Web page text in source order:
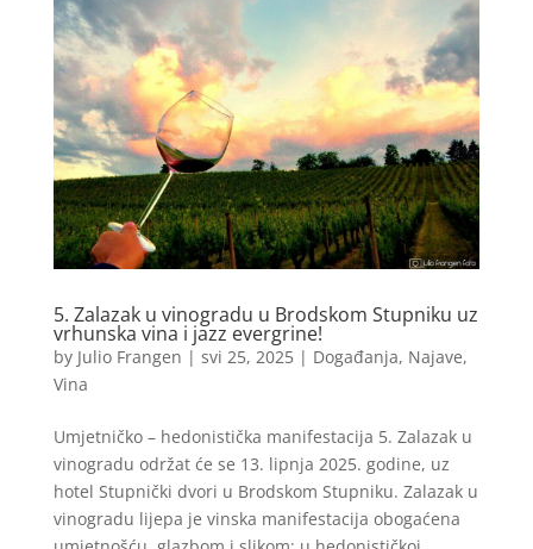
5. Zalazak u vinogradu u Brodskom Stupniku uz
vrhunska vina i jazz evergrine!
by Julio Frangen | svi 25, 2025| Događanja, Najave,
Vina
Umjetničko – hedonistička manifestacija 5. Zalazak u
vinogradu održat će se 13. lipnja 2025. godine, uz
hotel Stupnički dvori u Brodskom Stupniku. Zalazak u
vinogradu lijepa je vinska manifestacija obogaćena